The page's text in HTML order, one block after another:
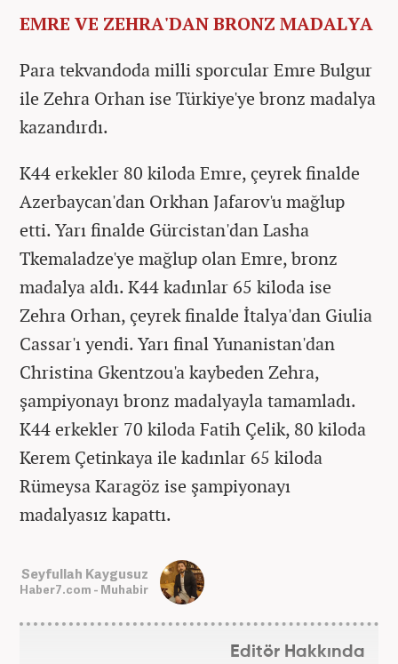
EMRE VE ZEHRA'DAN BRONZ MADALYA
Para tekvandoda milli sporcular Emre Bulgur
ile Zehra Orhan ise Türkiye'ye bronz madalya
kazandırdı.
K44 erkekler 80 kiloda Emre, çeyrek finalde
Azerbaycan'dan Orkhan Jafarov'u mağlup
etti. Yarı finalde Gürcistan'dan Lasha
Tkemaladze'ye mağlup olan Emre, bronz
madalya aldı. K44 kadınlar 65 kiloda ise
Zehra Orhan, çeyrek finalde İtalya'dan Giulia
Cassar'ı yendi. Yarı final Yunanistan'dan
Christina Gkentzou'a kaybeden Zehra,
şampiyonayı bronz madalyayla tamamladı.
K44 erkekler 70 kiloda Fatih Çelik, 80 kiloda
Kerem Çetinkaya ile kadınlar 65 kiloda
Rümeysa Karagöz ise şampiyonayı
madalyasız kapattı.
Seyfullah Kaygusuz
Haber7.com - Muhabir
Editör Hakkında